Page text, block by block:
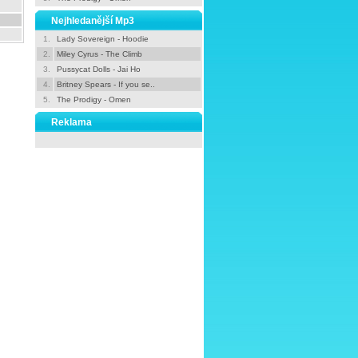
Nejhledanější Mp3
1.
Lady Sovereign - Hoodie
2.
Miley Cyrus - The Climb
3.
Pussycat Dolls - Jai Ho
4.
Britney Spears - If you se..
5.
The Prodigy - Omen
Reklama